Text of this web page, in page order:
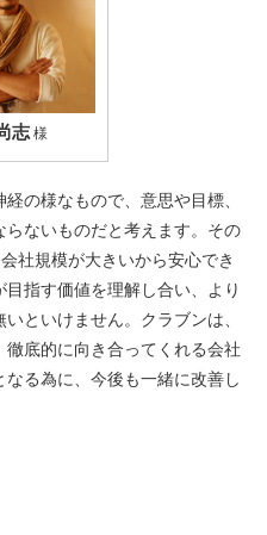
志様
の様なもので、意思や目標、
ないものだと考えます。その
社規模が大きいから安心でき
指す価値を理解し合い、より
といけません。クラブンは、
底的に向き合ってくれる会社
る為に、今後も一緒に改善し